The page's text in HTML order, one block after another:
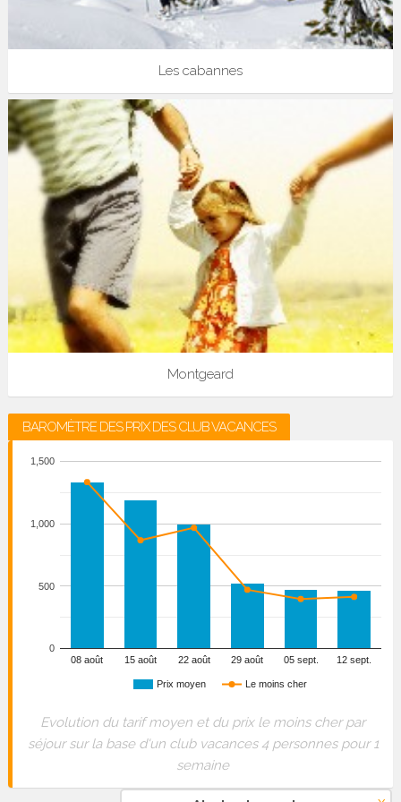
Les cabannes
Montgeard
BAROMÈTRE DES PRIX DES CLUB VACANCES
Prix moyen Le moins cher
08 août 15 août 22 août 29 août 05 sept. 12 sept.
0
500
1,000
1,500
Evolution du tarif moyen et du prix le moins cher par
séjour sur la base d'un club vacances 4 personnes pour 1
semaine